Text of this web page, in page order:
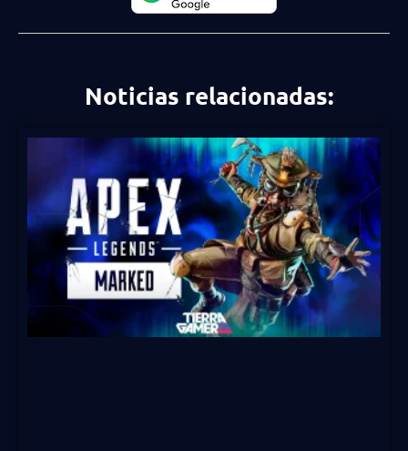
Noticias relacionadas: